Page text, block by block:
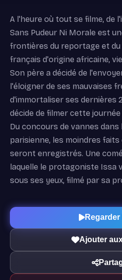
A l'heure où tout se filme, de
Sans Pudeur Ni Morale est
frontières du reportage et du
français d'origine africaine,
Son père a décidé de
l'éloigner de ses mauvaises
d'immortaliser ses dernières
décide de filmer cette
Du concours de vannes dans
parisienne, les moindres
seront enregistrés. Une
laquelle le protagoniste Issa
sous ses yeux, filmé par sa
Regarder
Ajouter